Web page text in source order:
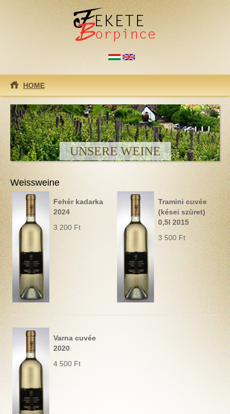
Direkt zum Inhalt
HOME
UNSERE WEINE
Weissweine
Fehér kadarka
2024
3 200 Ft
Tramini cuvée
(kései szüret)
0,5l 2015
3 500 Ft
Varna cuvée
2020
4 500 Ft